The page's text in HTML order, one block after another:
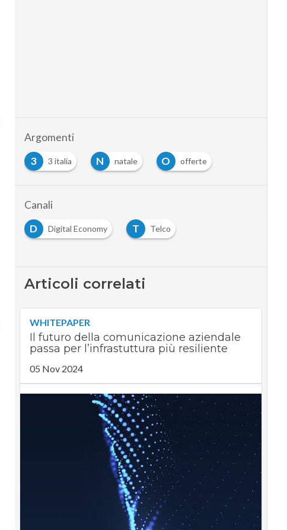
Argomenti
3
3 italia N natale O offerte
Canali
D
Digital Economy T Telco
Articoli correlati
WHITEPAPER
Il futuro della comunicazione aziendale
passa per l’infrastuttura più resiliente
05 Nov 2024